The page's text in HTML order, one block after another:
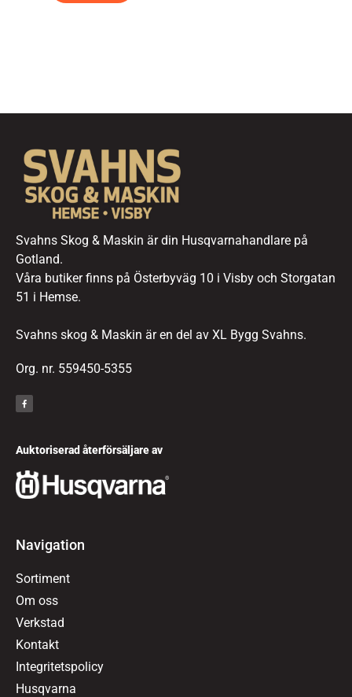
Svahns Skog & Maskin är din Husqvarnahandlare på
Gotland.
Våra butiker finns på Österbyväg 10 i Visby och Storgatan
51 i Hemse.
Svahns skog & Maskin är en del av XL Bygg Svahns.
Org. nr. 559450-5355
Auktoriserad återförsäljare av
Navigation
Sortiment
Om oss
Verkstad
Kontakt
Integritetspolicy
Husqvarna